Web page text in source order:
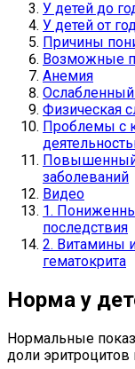
У детей до
У детей от
Причины
Возможные
Анемия
Физическая
Проблемы с
Повышенный
заболеваний
Видео
1.
последствия
2. Витамины
гематокрита
Норма у
Нормальные
доли эритроцитов